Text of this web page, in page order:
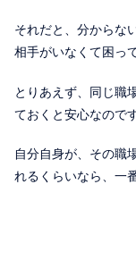
それだと、分からな
相手がいなくて困っ
とりあえず、同じ職
ておくと安心なのです
自分自身が、その職
れるくらいなら、一